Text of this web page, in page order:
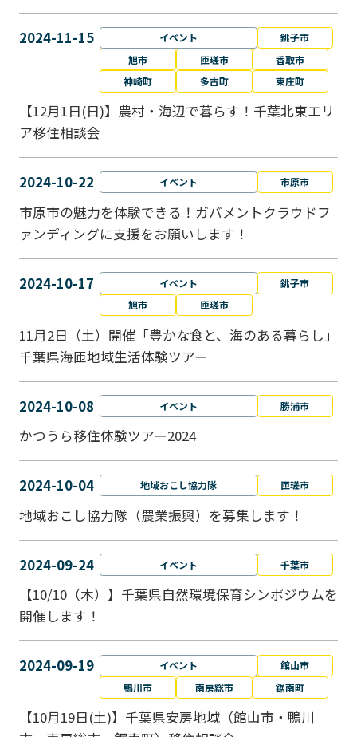
2024-11-15 イベント
銚子市
旭市
匝瑳市
香取市
神崎町
多古町 東庄町
【12月1日(日)】農村・海辺で暮らす！千葉北東エリ
ア移住相談会
2024-10-22 イベント 市原市
市原市の魅力を体験できる！ガバメントクラウドフ
ァンディングに支援をお願いします！
2024-10-17 イベント
銚子市
旭市
匝瑳市
11月2日（土）開催「豊かな食と、海のある暮らし」
千葉県海匝地域生活体験ツアー
2024-10-08 イベント 勝浦市
かつうら移住体験ツアー2024
2024-10-04 地域おこし協力隊 匝瑳市
地域おこし協⼒隊（農業振興）を募集します！
2024-09-24 イベント 千葉市
【10/10（木）】千葉県自然環境保育シンポジウムを
開催します！
2024-09-19 イベント
館山市
鴨川市
南房総市 鋸南町
【10月19日(土)】千葉県安房地域（館山市・鴨川